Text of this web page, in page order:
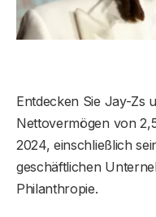
Entdecken Sie Jay-Zs
Nettovermögen von
2024, einschließlich
geschäftlichen
Philanthropie.